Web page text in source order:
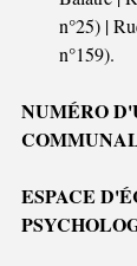
n°25) |
n°159).
NUMÉRO
ESPACE